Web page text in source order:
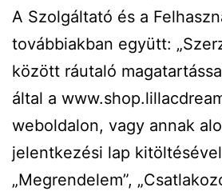
A Szolgáltató és a
továbbiakban együtt:
között ráutaló
által a
weboldalon, vagy annak
jelentkezési lap
„Megrendelem”,